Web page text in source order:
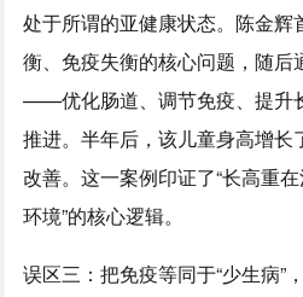
处于所谓的亚健康状态。陈金辉
衡、免疫失衡的核心问题，随后
——优化肠道、调节免疫、提
推进。半年后，该儿童身高增长
改善。这一案例印证了“长高重
环境”的核心逻辑。
误区三：把免疫等同于“少生病”